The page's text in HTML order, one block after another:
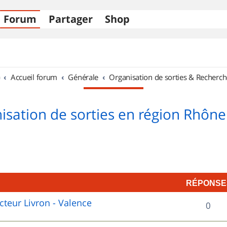
Forum Partager Shop
Accueil forum Générale Organisation de sorties &
de sorties en région
Livron - Valence 0R
é